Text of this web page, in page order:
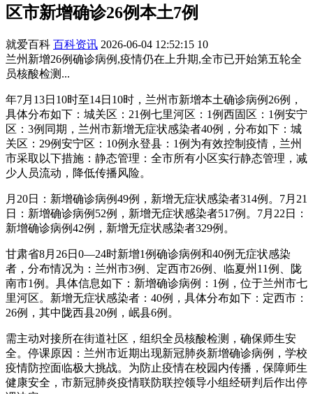
区市新增确诊26例本土7例
就爱百科 百科资讯 2026-06-04 12:52:15 10
兰州新增26例确诊病例,疫情仍在上升期,全市已开始第五轮全
员核酸检测...
年7月13日10时至14日10时，兰州市新增本土确诊病例26例，
具体分布如下：城关区：21例七里河区：1例西固区：1例安宁
区：3例同期，兰州市新增无症状感染者40例，分布如下：城
关区：29例安宁区：10例永登县：1例为有效控制疫情，兰州
市采取以下措施：静态管理：全市所有小区实行静态管理，减
少人员流动，降低传播风险。
月20日：新增确诊病例49例，新增无症状感染者314例。7月21
日：新增确诊病例52例，新增无症状感染者517例。7月22日：
新增确诊病例42例，新增无症状感染者329例。
甘肃省8月26日0—24时新增1例确诊病例和40例无症状感染
者，分布情况为：兰州市3例、定西市26例、临夏州11例、陇
南市1例。具体信息如下：新增确诊病例：1例，位于兰州市七
里河区。新增无症状感染者：40例，具体分布如下：定西市：
26例，其中陇西县20例，岷县6例。
需主动对接所在街道社区，组织全员核酸检测，确保师生安
全。停课原因：兰州市近期出现新冠肺炎新增确诊病例，学校
疫情防控面临极大挑战。为防止疫情在校园内传播，保障师生
健康安全，市新冠肺炎疫情联防联控领导小组经研判后作出停